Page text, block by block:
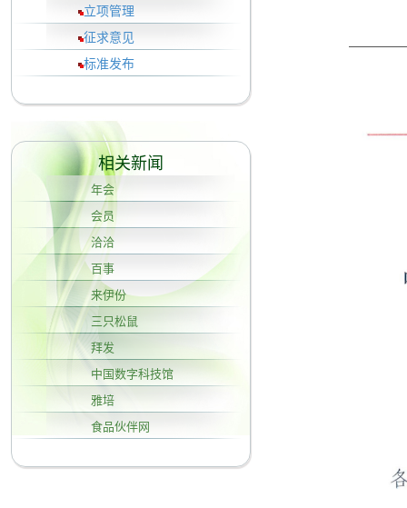
立项管理
征求意见
标准发布
相关新闻
年会
会员
洽洽
百事
来伊份
三只松鼠
拜发
中国数字科技馆
雅培
食品伙伴网